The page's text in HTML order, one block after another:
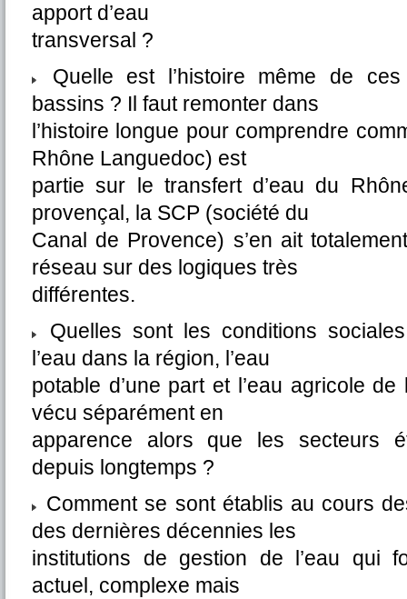
apport d’eau
transversal ?
Quelle est l’histoire même de
bassins ? Il faut remonter dans
l’histoire longue pour comprendre
Rhône Languedoc) est
partie sur le transfert d’eau du
provençal, la SCP (société du
Canal de Provence) s’en ait
réseau sur des logiques très
différentes.
Quelles sont les conditions
l’eau dans la région, l’eau
potable d’une part et l’eau agricole
vécu séparément en
apparence alors que les secteurs
depuis longtemps ?
Comment se sont établis au cours
des dernières décennies les
institutions de gestion de l’eau qui
actuel, complexe mais